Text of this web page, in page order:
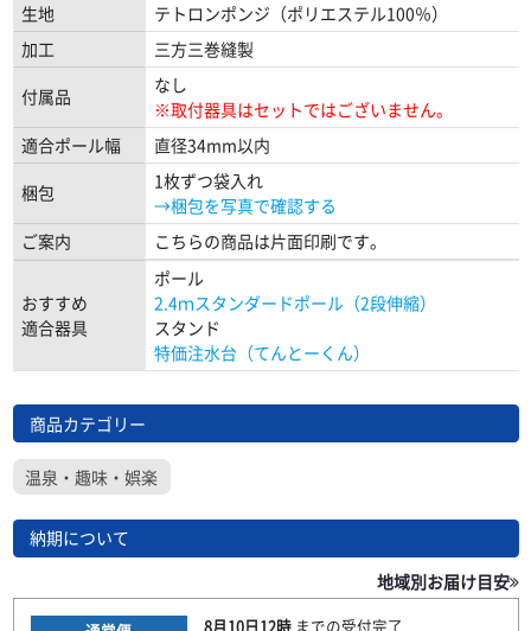
生地
テトロンポンジ（ポリエステル100％）
加工
三方三巻縫製
付属品
なし
※取付器具はセットではございません。
適合ポール幅
直径34mm以内
梱包
1枚ずつ袋入れ
→梱包を写真で確認する
ご案内
こちらの商品は片面印刷です。
おすすめ
適合器具
ポール
2.4ｍスタンダードポール（2段伸縮）
スタンド
特価注水台（てんとーくん）
商品カテゴリー
温泉・趣味・娯楽
納期について
地域別お届け目安
8月10日12時までの受付完了